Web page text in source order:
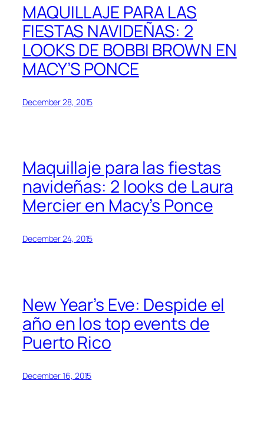
MAQUILLAJE PARA LAS
FIESTAS NAVIDEÑAS: 2
LOOKS DE BOBBI BROWN EN
MACY’S PONCE
December 28, 2015
Maquillaje para las fiestas
navideñas: 2 looks de Laura
Mercier en Macy’s Ponce
December 24, 2015
New Year’s Eve: Despide el
año en los top events de
Puerto Rico
December 16, 2015